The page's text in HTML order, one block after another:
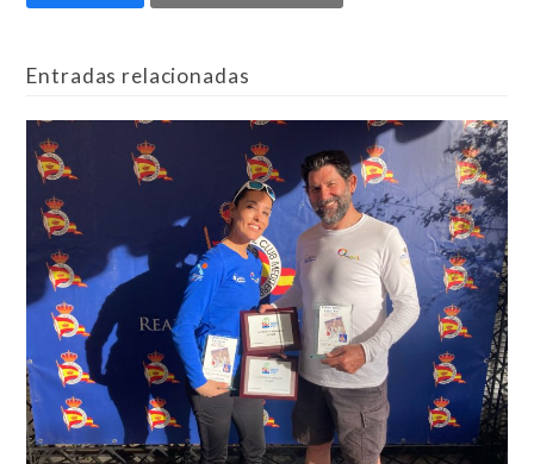
Entradas relacionadas